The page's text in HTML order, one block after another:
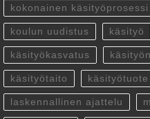
kokonainen käsityöprosessi
koulun uudistus käsityö
käsityökasvatus
käsityötaito käsityötuote
laskennallinen ajattelu